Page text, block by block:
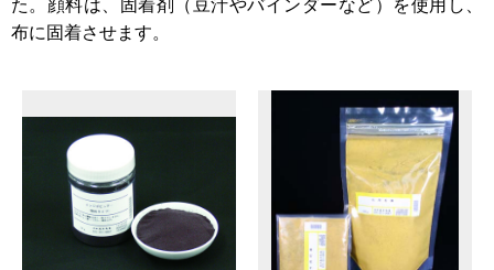
た。顔料は、固着剤（豆汁やバインダーなど）を使用し、
布に固着させます。